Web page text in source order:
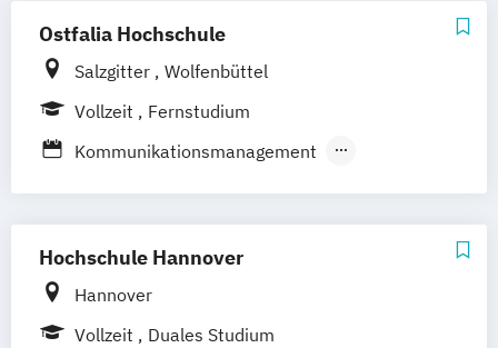
Media & Interaction Design
Ostfalia Hochschule
Salzgitter
Wolfenbüttel
Vollzeit
Fernstudium
Kommunikationsmanagement
Medienmanagement
Hochschule Hannover
Hannover
Vollzeit
Duales Studium